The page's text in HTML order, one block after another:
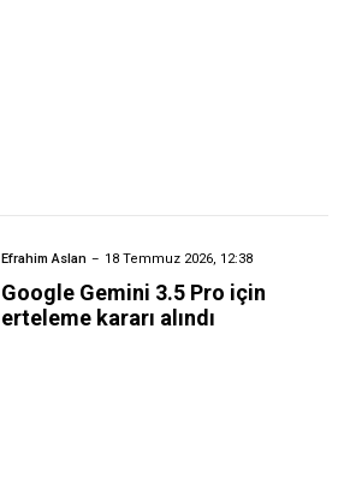
Efrahim Aslan 18 Temmuz 2026, 12:38
Google Gemini 3.5 Pro için
erteleme kararı alındı